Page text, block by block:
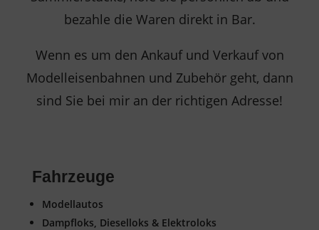
bezahle die Waren direkt in Bar.
Wenn es um den Ankauf und Verkauf von
Modelleisenbahnen und Zubehör geht, dann
sind Sie bei mir an der richtigen Adresse!
Fahrzeuge
Modellautos
Dampfloks, Dieselloks & Elektroloks